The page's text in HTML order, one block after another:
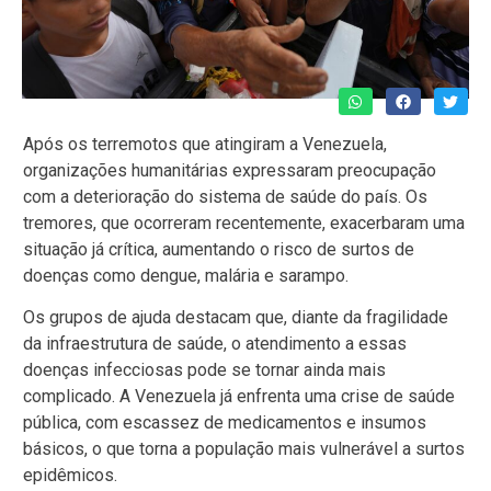
Após os terremotos que atingiram a Venezuela,
organizações humanitárias expressaram preocupação
com a deterioração do sistema de saúde do país. Os
tremores, que ocorreram recentemente, exacerbaram uma
situação já crítica, aumentando o risco de surtos de
doenças como dengue, malária e sarampo.
Os grupos de ajuda destacam que, diante da fragilidade
da infraestrutura de saúde, o atendimento a essas
doenças infecciosas pode se tornar ainda mais
complicado. A Venezuela já enfrenta uma crise de saúde
pública, com escassez de medicamentos e insumos
básicos, o que torna a população mais vulnerável a surtos
epidêmicos.